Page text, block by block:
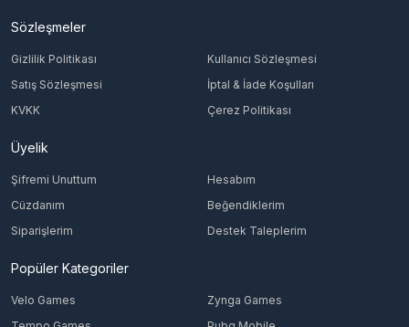
Sözleşmeler
Gizlilik Politikası
Kullanıcı Sözleşmesi
Satış Sözleşmesi
İptal & İade Koşulları
KVKK
Çerez Politikası
Üyelik
Şifremi Unuttum
Hesabım
Cüzdanım
Beğendiklerim
Siparişlerim
Destek Taleplerim
Popüler Kategoriler
Velo Games
Zynga Games